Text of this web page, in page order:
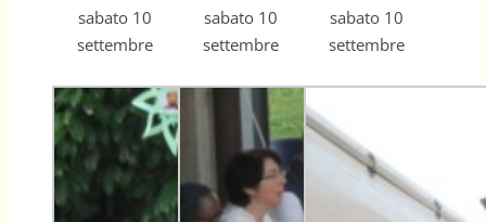
sabato 10
settembre
sabato 10
settembre
sabato 10
settembre